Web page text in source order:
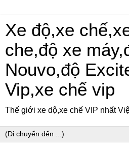
Xe độ,xe
che,độ xe
Nouvo,độ
Vip,xe chế vip
Thế giới xe dộ,xe chế VIP nhất